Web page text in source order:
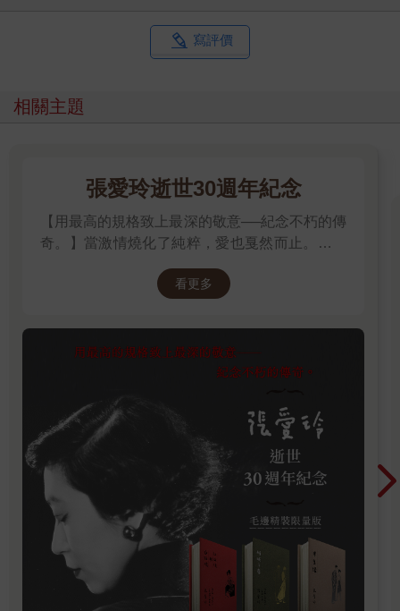
寫評價
相關主題
張愛玲逝世30週年紀念
【用最高的規格致上最深的敬意──紀念不朽的傳
奇。】當激情燒化了純粹，愛也戛然而止。透視
看更多